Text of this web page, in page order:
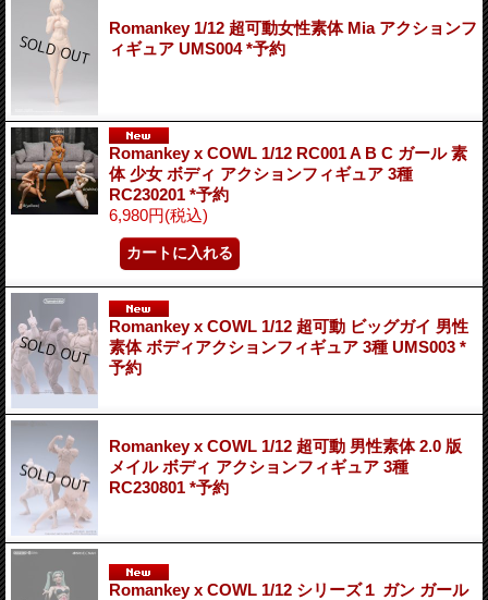
Romankey 1/12 超可動女性素体 Mia アクションフ
ィギュア UMS004 *予約
Romankey x COWL 1/12 RC001 A B C ガール 素
体 少女 ボディ アクションフィギュア 3種
RC230201 *予約
6,980円(税込)
Romankey x COWL 1/12 超可動 ビッグガイ 男性
素体 ボディアクションフィギュア 3種 UMS003 *
予約
Romankey x COWL 1/12 超可動 男性素体 2.0 版
メイル ボディ アクションフィギュア 3種
RC230801 *予約
Romankey x COWL 1/12 シリーズ１ ガン ガール